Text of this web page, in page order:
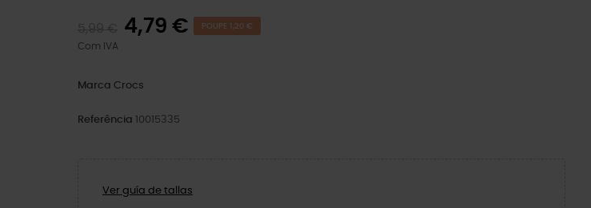
4,79 € POUPE 1,20 €
Com IVA
Marca Crocs
Referência 10015335
Ver guía de tallas